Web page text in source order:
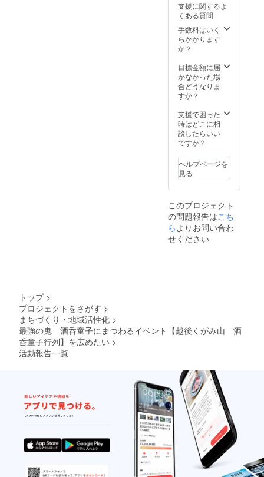
鬼 赤
ベース
家庭
円満
恋愛成
鬼 水
色ベー
ス 学
業成就
反映 ■
黄鬼
黄色
ベース
向上
商売繁
盛 勝
利祈願
ト、当
プロ
ジェク
トへの
ご意見
支援に関するよ
くある質問
手数料はいく
らかかります
か？
目標金額に届
かなかった場
合どうなりま
すか？
支援で困った
時はどこに相
談したらいい
ですか？
ヘルプページを
見る
このプロジェクト
の問題報告はこち
らよりお問い合わ
せください
トップ >
プロジェクトをさがす >
まちづくり・地域活性化 >
最強の鬼 酒呑童子にまつわるイベント【越後くがみ山 酒
呑童子行列】を広めたい >
活動報告一覧